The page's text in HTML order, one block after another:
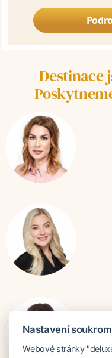
Destinace
Nastavení
Webové stránky